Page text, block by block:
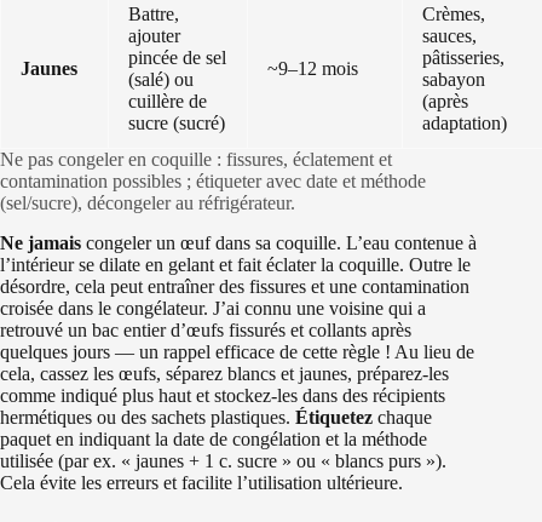
Jaunes
Battre,
ajouter
pincée de sel
(salé) ou
cuillère de
sucre (sucré)
~9–12 mois
Crèmes,
sauces,
pâtisseries,
sabayon
(après
adaptation)
Ne pas congeler en coquille : fissures, éclatement et
contamination possibles ; étiqueter avec date et méthode
(sel/sucre), décongeler au réfrigérateur.
Ne jamais congeler un œuf dans sa coquille. L’eau contenue à
l’intérieur se dilate en gelant et fait éclater la coquille. Outre le
désordre, cela peut entraîner des fissures et une contamination
croisée dans le congélateur. J’ai connu une voisine qui a
retrouvé un bac entier d’œufs fissurés et collants après
quelques jours — un rappel efficace de cette règle ! Au lieu de
cela, cassez les œufs, séparez blancs et jaunes, préparez-les
comme indiqué plus haut et stockez-les dans des récipients
hermétiques ou des sachets plastiques. Étiquetez chaque
paquet en indiquant la date de congélation et la méthode
utilisée (par ex. « jaunes + 1 c. sucre » ou « blancs purs »).
Cela évite les erreurs et facilite l’utilisation ultérieure.